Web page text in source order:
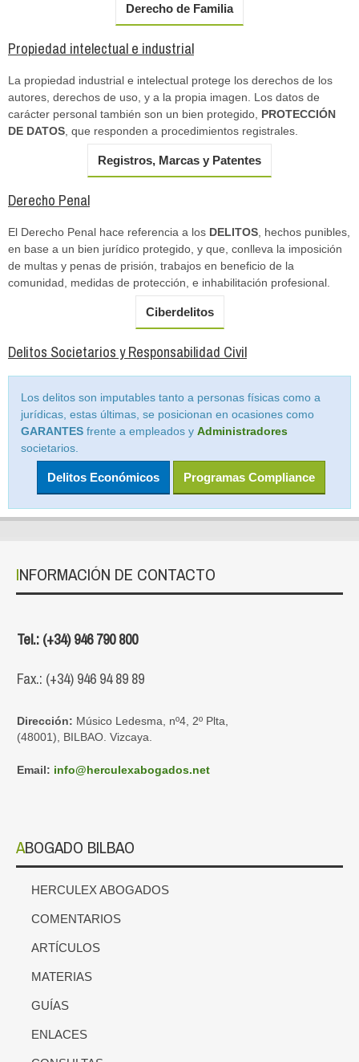
Derecho de Familia
Propiedad intelectual e industrial
La propiedad industrial e intelectual protege los derechos de los
autores, derechos de uso, y a la propia imagen. Los datos de
carácter personal también son un bien protegido, PROTECCIÓN
DE DATOS , que responden a procedimientos registrales.
Registros, Marcas y Patentes
Derecho Penal
El Derecho Penal hace referencia a los DELITOS , hechos punibles,
en base a un bien jurídico protegido, y que, conlleva la imposición
de multas y penas de prisión, trabajos en beneficio de la
comunidad, medidas de protección, e inhabilitación profesional.
Ciberdelitos
Delitos Societarios y Responsabilidad Civil
Los delitos son imputables tanto a personas físicas como a
jurídicas, estas últimas, se posicionan en ocasiones como
GARANTES frente a empleados y Administradores
societarios.
Delitos Económicos Programas Compliance
INFORMACIÓN DE CONTACTO
Tel.: (+34) 946 790 800
Fax.: (+34) 946 94 89 89
Dirección: Músico Ledesma, nº4, 2º Plta,
(48001), BILBAO. Vizcaya.
Email: info@herculexabogados.net
ABOGADO BILBAO
HERCULEX ABOGADOS
COMENTARIOS
ARTÍCULOS
MATERIAS
GUÍAS
ENLACES